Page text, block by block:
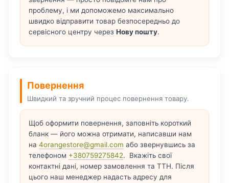
проблему, і ми допоможемо максимально
швидко відправити товар безпосередньо до
сервісного центру через Нову пошту.
Повернення
Швидкий та зручний процес повернення товару.
Щоб оформити повернення, заповніть короткий
бланк — його можна отримати, написавши нам
на 4orangestore@gmail.com або звернувшись за
телефоном +380759275842. Вкажіть свої
контактні дані, номер замовлення та ТТН. Після
цього наш менеджер надасть адресу для